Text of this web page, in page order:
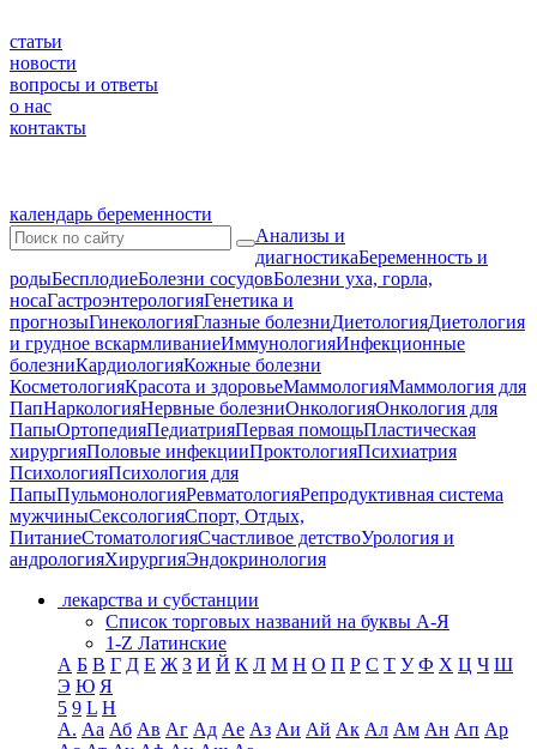
статьи
новости
вопросы и ответы
о нас
контакты
календарь беременности
Анализы и
диагностикаБеременность и
родыБесплодиеБолезни сосудовБолезни уха, горла,
носаГастроэнтерологияГенетика и
прогнозыГинекологияГлазные болезниДиетологияДиетология
и грудное вскармливаниеИммунологияИнфекционные
болезниКардиологияКожные болезни
КосметологияКрасота и здоровьеМаммологияМаммология для
ПапНаркологияНервные болезниОнкологияОнкология для
ПапыОртопедияПедиатрияПервая помощьПластическая
хирургияПоловые инфекцииПроктологияПсихиатрия
ПсихологияПсихология для
ПапыПульмонологияРевматологияРепродуктивная система
мужчиныСексологияСпорт, Отдых,
ПитаниеСтоматологияСчастливое детствоУрология и
андрологияХирургияЭндокринология
лекарства и субстанции
Список торговых названий на буквы А-Я
1-Z Латинские
А Б В Г Д Е Ж З И Й К Л М Н О П Р С Т У Ф Х Ц Ч Ш
Э Ю Я
5 9 L H
А. Аа Аб Ав Аг Ад Ае Аз Аи Ай Ак Ал Ам Ан Ап Ар